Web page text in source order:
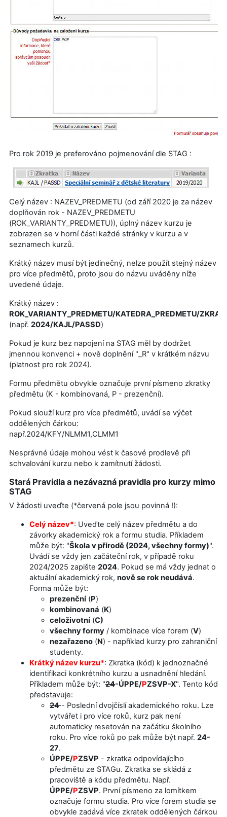
Pro rok 2019 je preferováno pojmenování dle STAG :
Celý název : NAZEV_PREDMETU (od září 2020 je za název
doplňován rok - NAZEV_PREDMETU
(ROK_VARIANTY_PREDMETU)), úplný název kurzu je
zobrazen se v horní části každé stránky v kurzu a v
seznamech kurzů.
Krátký název musí být jedinečný, nelze použít stejný název
pro více předmětů, proto jsou do názvu uváděny níže
uvedené údaje.
Krátký název :
ROK_VARIANTY_PREDMETU/KATEDRA_PREDMETU/
(např. 2024/KAJL/PASSD)
Pokud je kurz bez napojení na STAG měl by dodržet
jmennou konvenci + nově doplnění "_R" v krátkém názvu
(platnost pro rok 2024).
Formu předmětu obvykle označuje první písmeno zkratky
předmětu (K - kombinovaná, P - prezenční).
Pokud slouží kurz pro více předmětů, uvádí se výčet
oddělených čárkou:
např.2024/KFY/NLMM1,CLMM1
Nesprávné údaje mohou vést k časové prodlevě při
schvalování kurzu nebo k zamítnutí žádosti.
Stará Pravidla a nezávazná pravidla pro kurzy mimo
STAG
V žádosti uveďte (*červená pole jsou povinná !):
Celý název*: Uveďte celý název předmětu a do
závorky akademický rok a formu studia. Příkladem
může být: "Škola v přírodě (2024, všechny formy)".
Uvádí se vždy jen začáteční rok, v případě roku
2024/2025 zapište 2024. Pokud se má vždy jednat o
aktuální akademický rok, nově se rok neudává.
Forma může být:
prezenční (P)
kombinovaná (K)
celoživotní (C)
všechny formy / kombinace více forem (V)
nezařazeno (N) - například kurzy pro zahraniční
studenty.
Krátký název kurzu*: Zkratka (kód) k jednoznačné
identifikaci konkrétního kurzu a usnadnění hledání.
Příkladem může být: "24-ÚPPE/PZSVP-X". Tento kód
představuje:
24 - Poslední dvojčíslí akademického roku. Lze
vytvářet i pro více roků, kurz pak není
automaticky resetován na začátku školního
roku. Pro více roků po pak může být např. 24-
27.
ÚPPE/PZSVP - zkratka odpovídajícího
předmětu ze STAGu. Zkratka se skládá z
pracoviště a kódu předmětu. Např.
ÚPPE/PZSVP. První písmeno za lomítkem
označuje formu studia. Pro více forem studia se
obvykle zadává více zkratek oddělených čárkou